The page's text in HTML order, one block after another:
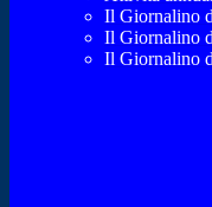
Il Giornalino
Il Giornalino
Il Giornalino